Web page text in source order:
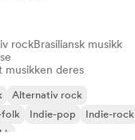
rockBrasiliansk musikk
musikken deres
Alternativ rock
folk Indie-pop
Indie-rock